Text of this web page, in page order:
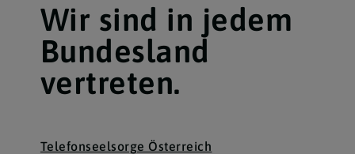
Wir sind in jedem
Bundesland
vertreten.
Telefonseelsorge Österreich